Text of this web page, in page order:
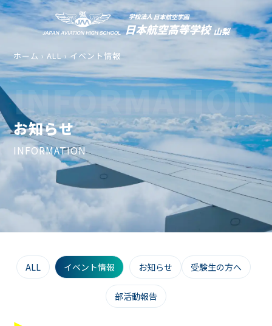
ホーム › ALL ›イベント情報
お知らせ
INFORMATION
INFORMATION
ALL イベント情報 お知らせ 受験生の方へ
部活動報告